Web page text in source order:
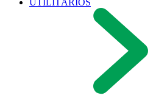
UTILITÁRIOS